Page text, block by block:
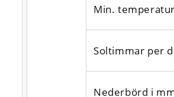
Min. temperatur
Soltimmar per
Nederbörd i